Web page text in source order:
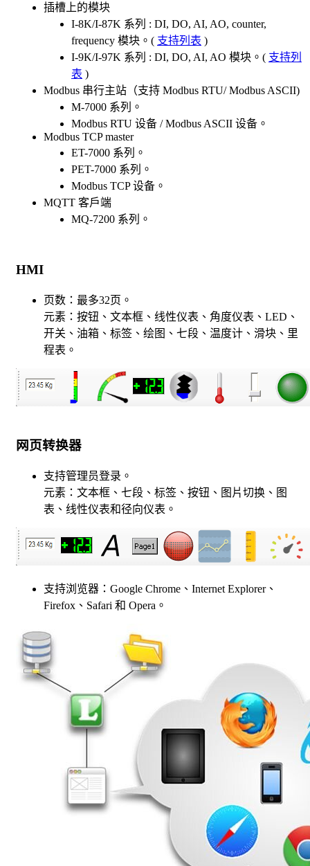
插槽上的模块
I-8K/I-87K 系列 : DI, DO, AI, AO, counter,
frequency 模块。( 支持列表 )
I-9K/I-97K 系列 : DI, DO, AI, AO 模块。( 支持列
表 )
Modbus 串行主站（支持 Modbus RTU/ Modbus ASCII)
M-7000 系列。
Modbus RTU 设备 / Modbus ASCII 设备。
Modbus TCP master
ET-7000 系列。
PET-7000 系列。
Modbus TCP 设备。
MQTT 客戶端
MQ-7200 系列。
HMI
页数：最多32页。
元素：按钮、文本框、线性仪表、角度仪表、LED、
开关、油箱、标签、绘图、七段、温度计、滑块、里
程表。
网页转换器
支持管理员登录。
元素：文本框、七段、标签、按钮、图片切换、图
表、线性仪表和径向仪表。
支持浏览器：Google Chrome、Internet Explorer、
Firefox、Safari 和 Opera。